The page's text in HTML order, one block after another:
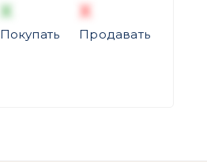
X
Покупать
X
Продавать